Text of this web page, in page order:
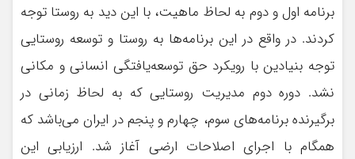
برنامه اول و دوم به لحاظ ماهيت، با اين ديد به روستا توجه
كردند. در واقع در اين برنامه‌ها به روستا و توسعه روستايي
توجه بنيادين با رويكرد حق توسعه‌يافتگي انساني و مكاني
نشد. دوره دوم مديريت روستايي كه به لحاظ زماني در
برگيرنده برنامه‌هاي سوم، چهارم و پنجم در ايران مي‌باشد كه
همگام با اجراي اصلاحات ارضي آغاز شد. ارزيابي اين